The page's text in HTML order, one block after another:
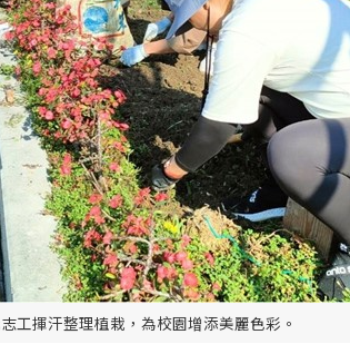
工揮汗整理植栽，為校園增添美麗色彩。